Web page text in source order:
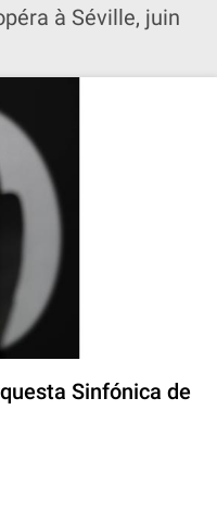
à Séville, juin
Sinfónica de